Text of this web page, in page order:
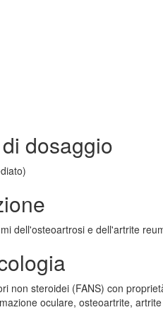
dosaggio
dell'osteoartrosi e dell'artrite
non steroidei (FANS) con
oculare, osteoartrite,